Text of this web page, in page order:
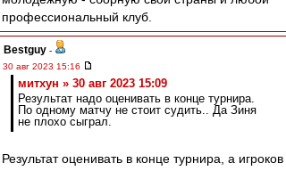
профессиональный клуб.
Bestguy -
30 авг 2023 15:16
митхун » 30 авг 2023 15:09
Результат надо оценивать в конце турнира.
По одному матчу не стоит судить.. Да Зиня
не плохо сыграл.
Результат оценивать в конце турнира, а игроков